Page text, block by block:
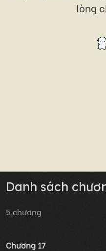
lòng
Danh sách
5 chương
Chương 17